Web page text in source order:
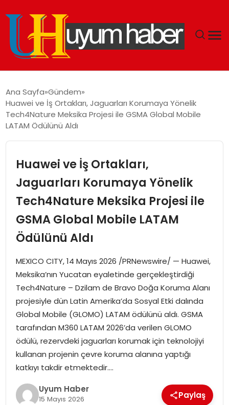
EKONOMI
DÜNYA
SPOR
TEKNOLOJI
SAĞLIK
MAGAZIN
YAŞAM
Ana Sayfa Gündem
Huawei ve İş Ortakları, Jaguarları Korumaya Yönelik
Tech4Nature Meksika Projesi ile GSMA Global Mobile
LATAM Ödülünü Aldı
Huawei ve İş Ortakları,
Jaguarları Korumaya Yönelik
Tech4Nature Meksika Projesi ile
GSMA Global Mobile LATAM
Ödülünü Aldı
MEXICO CITY, 14 Mayıs 2026 /PRNewswire/ — Huawei,
Meksika’nın Yucatan eyaletinde gerçekleştirdiği
Tech4Nature – Dzilam de Bravo Doğa Koruma Alanı
projesiyle dün Latin Amerika’da Sosyal Etki dalında
Global Mobile (GLOMO) LATAM ödülünü aldı. GSMA
tarafından M360 LATAM 2026’da verilen GLOMO
ödülü, rezervdeki jaguarları korumak için teknolojiyi
kullanan projenin çevre koruma alanına yaptığı
katkıyı takdir etmektedir….
Uyum Haber
15 Mayıs 2026 Paylaş